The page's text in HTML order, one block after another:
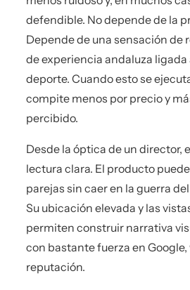
defendible. No depende de la
Depende de una sensación de
de experiencia andaluza ligada
deporte. Cuando esto se
compite menos por precio y
percibido.
Desde la óptica de un director,
lectura clara. El producto
parejas sin caer en la guerra
Su ubicación elevada y las
permiten construir narrativa
con bastante fuerza en
reputación.